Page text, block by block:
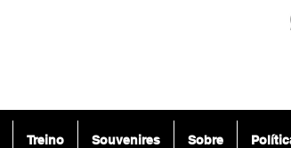
Treino Souvenires Sobre